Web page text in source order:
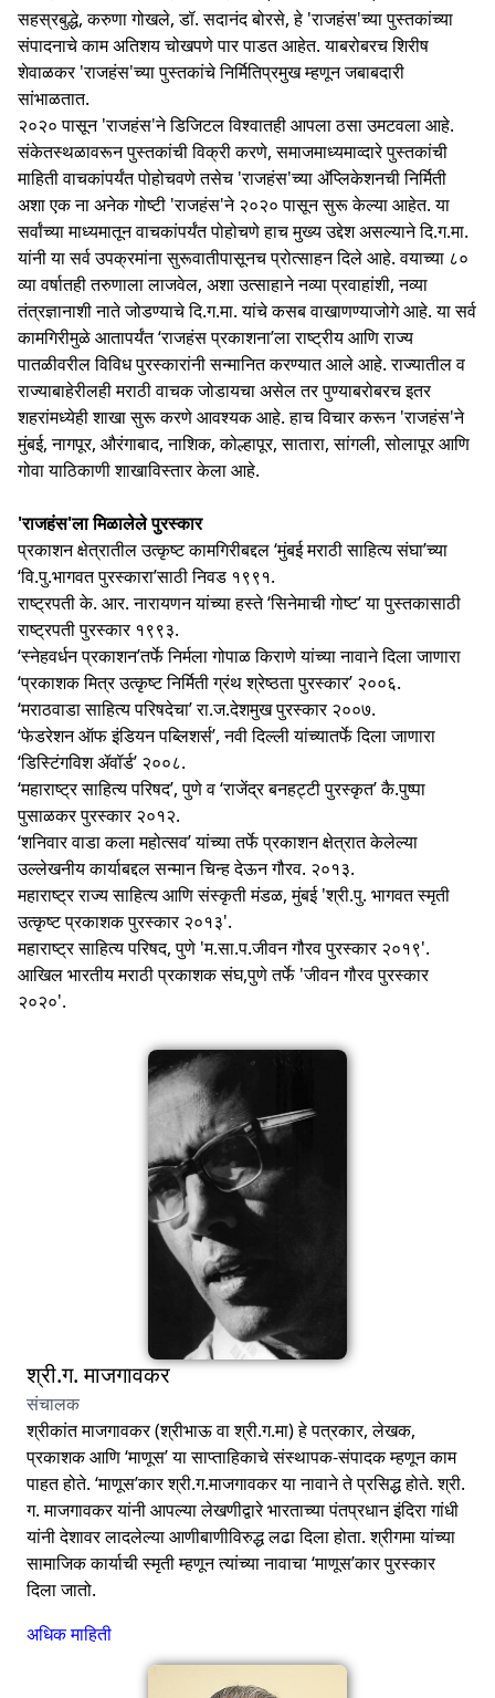
सहस्रबुद्धे,करुणा गोखले,डॉ. सदानंद बोरसे, हे 'राजहंस'च्या पुस्तकांच्या
संपादनाचे काम अतिशय चोखपणे पार पाडत आहेत. याबरोबरचशिरीष
शेवाळकर'राजहंस'च्या पुस्तकांचे निर्मितिप्रमुख म्हणून जबाबदारी
सांभाळतात.
२०२० पासून 'राजहंस'ने डिजिटल विश्वातही आपला ठसा उमटवला आहे.
संकेतस्थळावरून पुस्तकांची विक्री करणे, समाजमाध्यमाव्दारे पुस्तकांची
माहिती वाचकांपर्यंत पोहोचवणे तसेच 'राजहंस'च्या अ‍ॅप्लिकेशनची निर्मिती
अशा एक ना अनेक गोष्टी 'राजहंस'ने २०२० पासून सुरू केल्या आहेत. या
सर्वांच्या माध्यमातून वाचकांपर्यंत पोहोचणे हाच मुख्य उद्देश असल्याने दि.ग.मा.
यांनी या सर्व उपक्रमांना सुरूवातीपासूनच प्रोत्साहन दिले आहे. वयाच्या ८०
व्या वर्षातही तरुणाला लाजवेल, अशा उत्साहाने नव्या प्रवाहांशी, नव्या
तंत्रज्ञानाशी नाते जोडण्याचे दि.ग.मा. यांचे कसब वाखाणण्याजोगे आहे. या सर्व
कामगिरीमुळे आतापर्यंत ‘राजहंस प्रकाशना’ला राष्ट्रीय आणि राज्य
पातळीवरील विविध पुरस्कारांनी सन्मानित करण्यात आले आहे. राज्यातील व
राज्याबाहेरीलही मराठी वाचक जोडायचा असेल तर पुण्याबरोबरच इतर
शहरांमध्येही शाखा सुरू करणे आवश्यक आहे. हाच विचार करून 'राजहंस'ने
मुंबई, नागपूर, औरंगाबाद, नाशिक, कोल्हापूर, सातारा, सांगली, सोलापूर आणि
गोवा याठिकाणी शाखाविस्तार केला आहे.
'राजहंस'ला मिळालेले पुरस्कार
प्रकाशन क्षेत्रातील उत्कृष्ट कामगिरीबद्दल ‘मुंबई मराठी साहित्य संघा’च्या
‘वि.पु.भागवत पुरस्कारा’साठी निवड १९९१.
राष्ट्रपती के. आर. नारायणन यांच्या हस्ते ‘सिनेमाची गोष्ट’ या पुस्तकासाठी
राष्ट्रपती पुरस्कार १९९३.
‘स्नेहवर्धन प्रकाशन’तर्फे निर्मला गोपाळ किराणे यांच्या नावाने दिला जाणारा
‘प्रकाशक मित्र उत्कृष्ट निर्मिती ग्रंथ श्रेष्ठता पुरस्कार’ २००६.
‘मराठवाडा साहित्य परिषदेचा’ रा.ज.देशमुख पुरस्कार २००७.
‘फेडरेशन ऑफ इंडियन पब्लिशर्स’, नवी दिल्ली यांच्यातर्फे दिला जाणारा
‘डिस्टिंगविश ॲवॉर्ड’ २००८.
‘महाराष्ट्र साहित्य परिषद’, पुणे व ‘राजेंद्र बनहट्टी पुरस्कृत’ कै.पुष्पा
पुसाळकर पुरस्कार २०१२.
‘शनिवार वाडा कला महोत्सव’ यांच्या तर्फे प्रकाशन क्षेत्रात केलेल्या
उल्लेखनीय कार्याबद्दल सन्मान चिन्ह देऊन गौरव. २०१३.
महाराष्ट्र राज्य साहित्य आणि संस्कृती मंडळ, मुंबई 'श्री.पु. भागवत स्मृती
उत्कृष्ट प्रकाशक पुरस्कार २०१३'.
महाराष्ट्र साहित्य परिषद, पुणे 'म.सा.प.जीवन गौरव पुरस्कार २०१९'.
आखिल भारतीय मराठी प्रकाशक संघ,पुणे तर्फे 'जीवन गौरव पुरस्कार
२०२०'.
श्री.ग. माजगावकर
संचालक
श्रीकांत माजगावकर (श्रीभाऊ वा श्री.ग.मा) हे पत्रकार, लेखक,
प्रकाशक आणि ‘माणूस’ या साप्ताहिकाचे संस्थापक-संपादक म्हणून काम
पाहत होते. ‘माणूस’कार श्री.ग.माजगावकर या नावाने ते प्रसिद्ध होते. श्री.
ग. माजगावकर यांनी आपल्या लेखणीद्वारे भारताच्या पंतप्रधान इंदिरा गांधी
यांनी देशावर लादलेल्या आणीबाणीविरुद्ध लढा दिला होता. श्रीगमा यांच्या
सामाजिक कार्याची स्मृती म्हणून त्यांच्या नावाचा ‘माणूस’कार पुरस्कार
दिला जातो.
अधिक माहिती